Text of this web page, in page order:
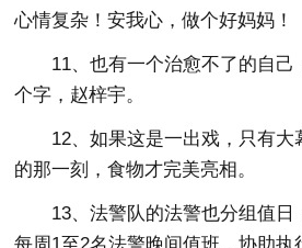
心情复杂！安我心，做个好妈妈！
11、也有一个治愈不了的自己
个字，赵梓宇。
12、如果这是一出戏，只有大
的那一刻，食物才完美亮相。
13、法警队的法警也分组值日